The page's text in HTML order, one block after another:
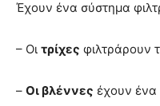
Έχουν ένα σύστημα
– Οι τρίχες φιλτράρουν
– Οι βλέννες έχουν ένα